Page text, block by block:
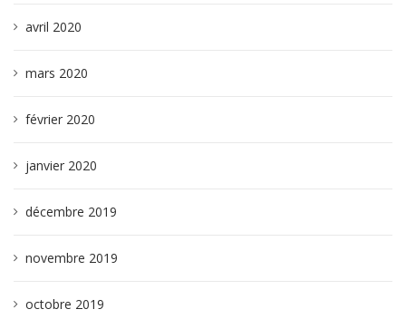
avril 2020
mars 2020
février 2020
janvier 2020
décembre 2019
novembre 2019
octobre 2019